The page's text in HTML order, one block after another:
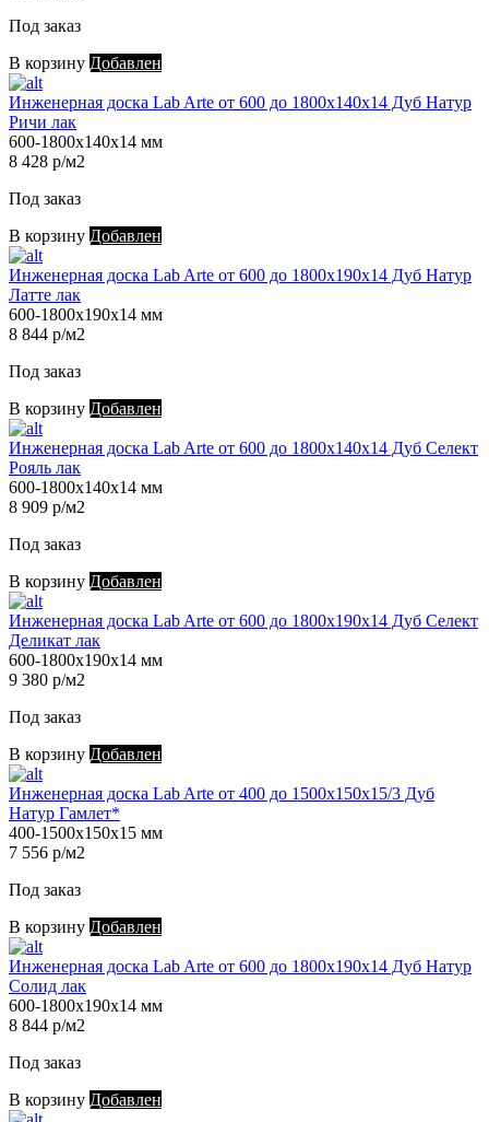
Под заказ
В корзину Добавлен
Инженерная доска Lab Arte от 600 до 1800х140х14 Дуб Натур
Ричи лак
600-1800х140х14 мм
8 428 р/м2
Под заказ
В корзину Добавлен
Инженерная доска Lab Arte от 600 до 1800х190х14 Дуб Натур
Латте лак
600-1800х190х14 мм
8 844 р/м2
Под заказ
В корзину Добавлен
Инженерная доска Lab Arte от 600 до 1800х140х14 Дуб Селект
Рояль лак
600-1800х140х14 мм
8 909 р/м2
Под заказ
В корзину Добавлен
Инженерная доска Lab Arte от 600 до 1800х190х14 Дуб Селект
Деликат лак
600-1800х190х14 мм
9 380 р/м2
Под заказ
В корзину Добавлен
Инженерная доска Lab Arte от 400 до 1500х150х15/3 Дуб
Натур Гамлет*
400-1500х150х15 мм
7 556 р/м2
Под заказ
В корзину Добавлен
Инженерная доска Lab Arte от 600 до 1800х190х14 Дуб Натур
Солид лак
600-1800х190х14 мм
8 844 р/м2
Под заказ
В корзину Добавлен